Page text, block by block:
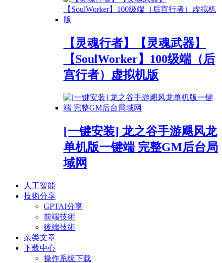
【灵魂行者】【灵魂武器】
【SoulWorker】100级端（后
宫行者）虚拟机版
[一键安装] 龙之谷手游飓风龙
单机版一键端 完整GM后台局
域网
人工智能
技術分享
GPTAI分享
前端技術
後端技術
杂类文章
下载中心
操作系统下载